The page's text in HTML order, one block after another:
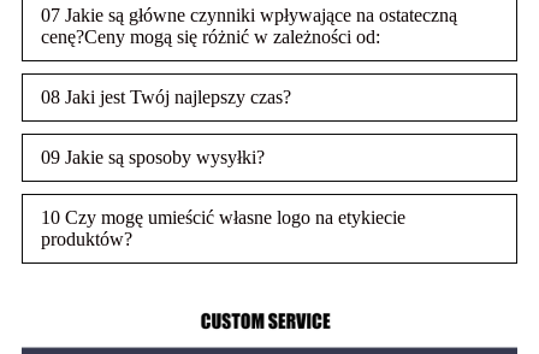
07 Jakie są główne czynniki wpływające na ostateczną
cenę?Ceny mogą się różnić w zależności od:
08 Jaki jest Twój najlepszy czas?
09 Jakie są sposoby wysyłki?
10 Czy mogę umieścić własne logo na etykiecie
produktów?